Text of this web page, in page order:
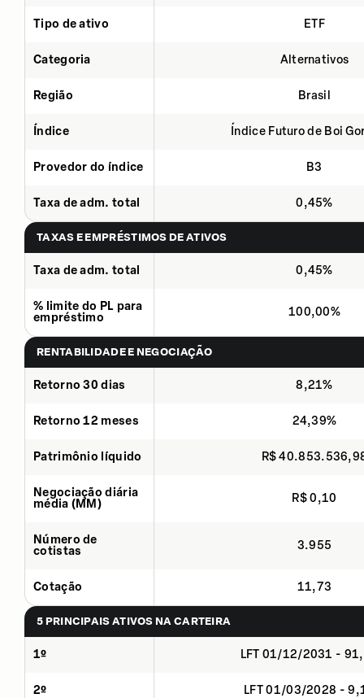
Tipo de ativo ETF
Categoria Alternativos
Região Brasil
Índice Índice Futuro de Boi
Provedor do índice B3
Taxa de adm. total 0,45%
TAXAS E EMPRÉSTIMOS DE ATIVOS
Taxa de adm. total 0,45%
% limite do PL para
empréstimo
100,00%
RENTABILIDADE E NEGOCIAÇÃO
Retorno 30 dias 8,21%
Retorno 12 meses 24,39%
Patrimônio líquido R$
Negociação diária
média (MM)
R$ 0,10
Número de
cotistas
3.955
Cotação 11,73
5 PRINCIPAIS ATIVOS NA CARTEIRA
1º LFT 01/12/2031 -
2º LFT 01/03/2028 -